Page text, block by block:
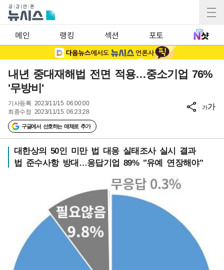
메인 랭킹 섹션 포토
내년 중대재해법 전면 적용…중소기업 76%
'무방비'
기사등록 2023/11/15 06:00:00
최종수정 2023/11/15 06:23:28
구글에서 선호하는 매체로 추가
가가
대한상의 50인 미만 법 대응 실태조사 실시 결과
법 준수사항 방대…응답기업 89% "유예 연장해야"